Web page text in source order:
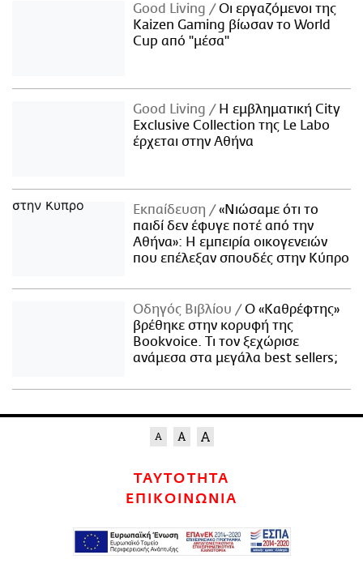
Good Living
Οι εργαζόμενοι της
Kaizen Gaming βίωσαν το World
Cup από "μέσα"
Good Living
Η εμβληματική City
Exclusive Collection της Le Labo
έρχεται στην Αθήνα
Εκπαίδευση
«Νιώσαμε ότι το
παιδί δεν έφυγε ποτέ από την
Αθήνα»: Η εμπειρία οικογενειών
που επέλεξαν σπουδές στην Κύπρο
Οδηγός Βιβλίου
Ο «Καθρέφτης»
βρέθηκε στην κορυφή της
Bookvoice. Τι τον ξεχώρισε
ανάμεσα στα μεγάλα best sellers;
ΤΑΥΤΟΤΗΤΑ
ΕΠΙΚΟΙΝΩΝΙΑ